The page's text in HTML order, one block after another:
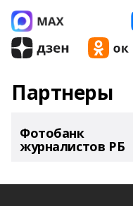
Партнеры
Фотобанк
журналистов РБ